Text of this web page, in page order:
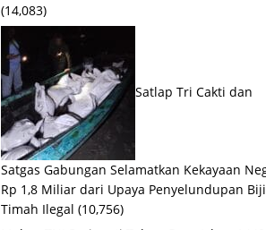
(14,083)
Satlap Tri Cakti dan
Satgas Gabungan Selamatkan Kekayaan
Rp 1,8 Miliar dari Upaya Penyelundupan
Timah Ilegal (10,756)